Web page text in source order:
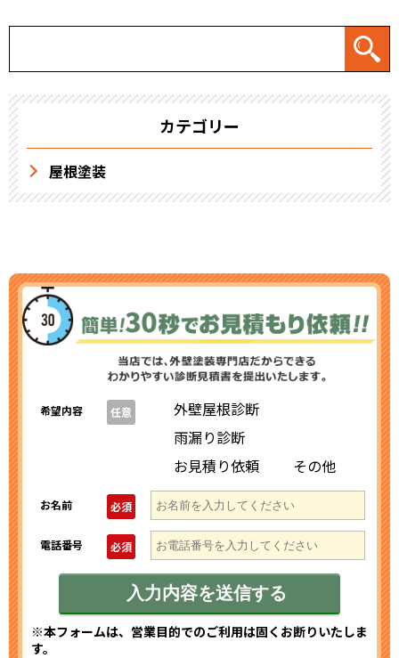
カテゴリー
屋根塗装
希望内容 任意
外壁屋根診断
雨漏り診断
お見積り依頼
その他
お名前 必須
電話番号 必須
※本フォームは、営業目的でのご利用は固くお断りいたしま
す。